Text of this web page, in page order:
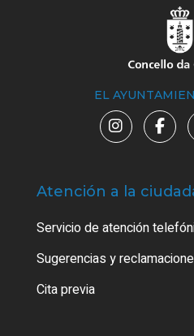
EL
Atención a la
Servicio de atención
Sugerencias y
Cita previa